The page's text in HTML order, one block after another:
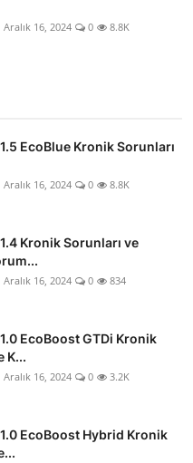
Aralık 16, 2024 0 8.8K
EcoBlue Kronik Sorunları
Aralık 16, 2024 0 8.8K
Kronik Sorunları ve
Aralık 16, 2024 0 834
EcoBoost GTDi Kronik
K...
Aralık 16, 2024 0 3.2K
EcoBoost Hybrid Kronik